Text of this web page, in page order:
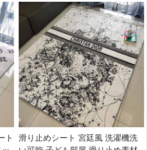
ーマット Ins風 吸水
ト
滑り止めシート 宮廷風 洗濯機洗